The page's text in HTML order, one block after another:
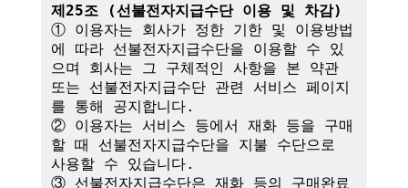
제25조 (선불전자지급수단 이용 및 차감)
① 이용자는 회사가 정한 기한 및 이용방법
에 따라 선불전자지급수단을 이용할 수 있
으며 회사는 그 구체적인 사항을 본 약관
또는 선불전자지급수단 관련 서비스 페이지
를 통해 공지합니다.
② 이용자는 서비스 등에서 재화 등을 구매
할 때 선불전자지급수단을 지불 수단으로
사용할 수 있습니다.
③ 선불전자지급수단은 재화 등의 구매완료